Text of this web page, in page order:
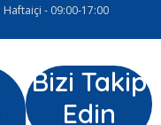
Haftaiçi - 09:00-17:00
Bizi Takip
Edin